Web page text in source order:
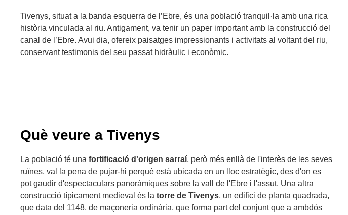
Tivenys, situat a la banda esquerra de l’Ebre, és una població tranquil·la amb una rica
història vinculada al riu. Antigament, va tenir un paper important amb la construcció del
canal de l’Ebre. Avui dia, ofereix paisatges impressionants i activitats al voltant del riu,
conservant testimonis del seu passat hidràulic i econòmic.
Què veure a Tivenys
La població té una fortificació d'origen sarraí, però més enllà de l'interès de les seves
ruïnes, val la pena de pujar-hi perquè està ubicada en un lloc estratègic, des d'on es
pot gaudir d'espectaculars panoràmiques sobre la vall de l'Ebre i l'assut. Una altra
construcció típicament medieval és la torre de Tivenys, un edifici de planta quadrada,
que data del 1148, de maçoneria ordinària, que forma part del conjunt que a ambdós